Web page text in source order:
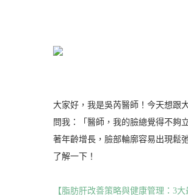
大家好，我是吳芮醫師！今天想跟
問我：「醫師，我的臉總覺得不夠
著年齡增長，臉部輪廓容易出現鬆
了解一下！
【脂肪肝改善策略與健康管理：3